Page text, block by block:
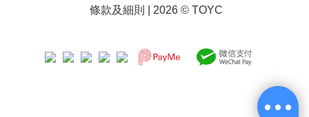
條款及細則 | 2026 © TOYC